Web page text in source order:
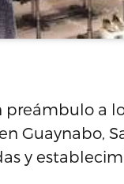
preámbulo a
Guaynabo,
y